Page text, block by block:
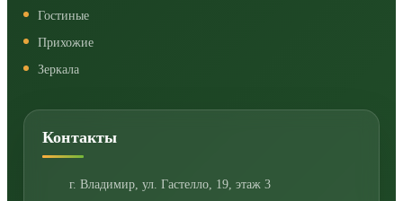
Гостиные
Прихожие
Зеркала
Контакты
г. Владимир ул. Гастелло, 19, этаж 3